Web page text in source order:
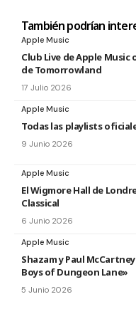
También podrían
Apple Music
Club Live de Apple
de Tomorrowland
17 Julio 2026
Apple Music
Todas las playlists
9 Junio 2026
Apple Music
El Wigmore Hall de
Classical
6 Junio 2026
Apple Music
Shazam y Paul
Boys of Dungeon Lane»
5 Junio 2026